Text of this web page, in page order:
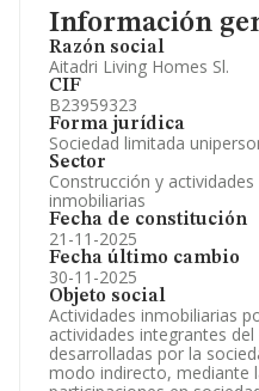
Información
Razón social
Aitadri Living Homes Sl.
CIF
B23959323
Forma jurídica
Sociedad limitada
Sector
Construcción y actividades
inmobiliarias
Fecha de constitución
21-11-2025
Fecha último cambio
30-11-2025
Objeto social
Actividades inmobiliarias
actividades integrantes
desarrolladas por la
modo indirecto, mediante
Información oficial y